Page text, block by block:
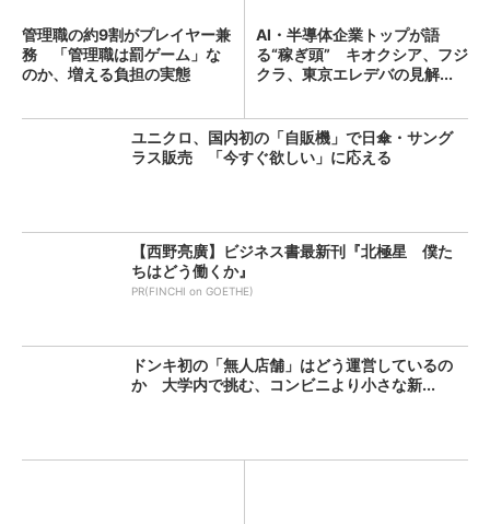
管理職の約9割がプレイヤー兼
務 「管理職は罰ゲーム」な
のか、増える負担の実態
AI・半導体企業トップが語
る“稼ぎ頭” キオクシア、フジ
クラ、東京エレデバの見解...
ユニクロ、国内初の「自販機」で日傘・サング
ラス販売 「今すぐ欲しい」に応える
【西野亮廣】ビジネス書最新刊『北極星 僕た
ちはどう働くか』
PR(FINCHI on GOETHE)
ドンキ初の「無人店舗」はどう運営しているの
か 大学内で挑む、コンビニより小さな新...